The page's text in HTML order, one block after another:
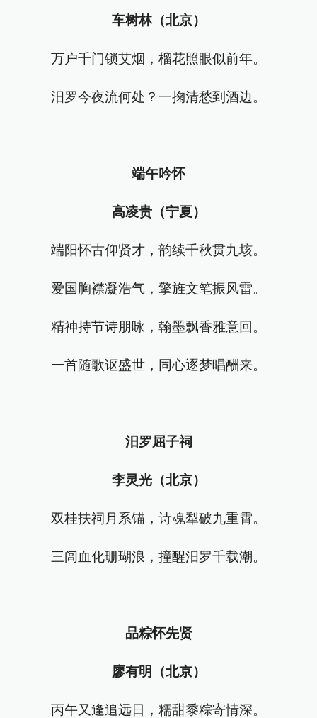
车树林（北京）
万户千门锁艾烟，榴花照眼似前年。
汨罗今夜流何处？一掬清愁到酒边。
端午吟怀
高凌贵（宁夏）
端阳怀古仰贤才，韵续千秋贯九垓。
爱国胸襟凝浩气，擎旌文笔振风雷。
精神持节诗朋咏，翰墨飘香雅意回。
一首随歌讴盛世，同心逐梦唱酬来。
汨罗屈子祠
李灵光（北京）
双桂扶祠月系锚，诗魂犁破九重霄。
三闾血化珊瑚浪，撞醒汨罗千载潮。
品粽怀先贤
廖有明（北京）
丙午又逢追远日，糯甜黍粽寄情深。